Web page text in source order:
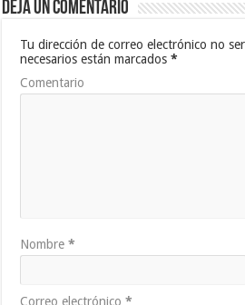
Deja un comentario
Tu dirección de correo electrónico no
necesarios están marcados*
Comentario
Nombre*
Correo electrónico*